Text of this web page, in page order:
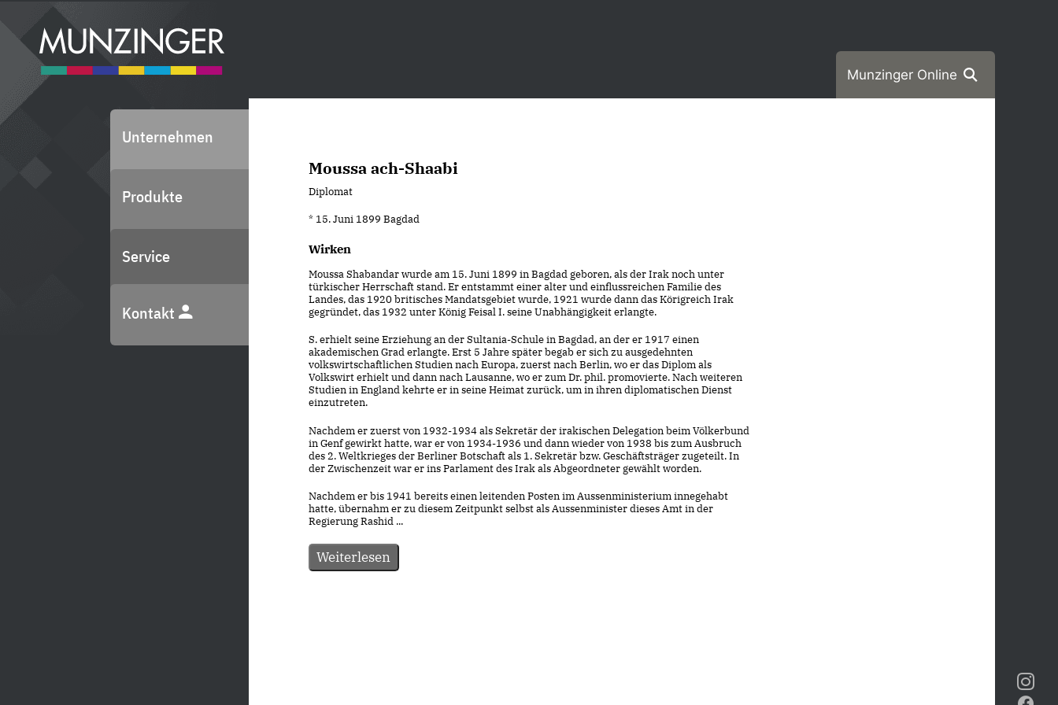
Munzinger Online
Unternehmen
Produkte
Service
Kontakt
Moussa ach-Shaabi
Diplomat
* 15. Juni 1899 Bagdad
Wirken
Moussa Shabandar wurde am 15. Juni 1899 in Bagdad geboren, als der Irak noch unter
türkischer Herrschaft stand. Er entstammt einer alter und einflussreichen Familie des
Landes, das 1920 britisches Mandatsgebiet wurde, 1921 wurde dann das Körigreich Irak
gegründet, das 1932 unter König Feisal I. seine Unabhängigkeit erlangte.
S. erhielt seine Erziehung an der Sultania-Schule in Bagdad, an der er 1917 einen
akademischen Grad erlangte. Erst 5 Jahre später begab er sich zu ausgedehnten
volkswirtschaftlichen Studien nach Europa, zuerst nach Berlin, wo er das Diplom als
Volkswirt erhielt und dann nach Lausanne, wo er zum Dr. phil. promovierte. Nach weiteren
Studien in England kehrte er in seine Heimat zurück, um in ihren diplomatischen Dienst
einzutreten.
Nachdem er zuerst von 1932-1934 als Sekretär der irakischen Delegation beim Völkerbund
in Genf gewirkt hatte, war er von 1934-1936 und dann wieder von 1938 bis zum Ausbruch
des 2. Weltkrieges der Berliner Botschaft als 1. Sekretär bzw. Geschäftsträger zugeteilt. In
der Zwischenzeit war er ins Parlament des Irak als Abgeordneter gewählt worden.
Nachdem er bis 1941 bereits einen leitenden Posten im Aussenministerium innegehabt
hatte, übernahm er zu diesem Zeitpunkt selbst als Aussenminister dieses Amt in der
Regierung Rashid ...
Weiterlesen